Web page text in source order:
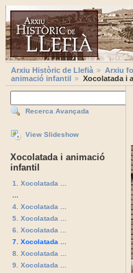
Arxiu Històric de Llefià Arxiu
animació infantil
Xocolatada i
Recerca Avançada
View Slideshow
Xocolatada i animació
infantil
1. Xocolatada ...
4. Xocolatada ...
5. Xocolatada ...
6. Xocolatada ...
7. Xocolatada ...
8. Xocolatada ...
9. Xocolatada ...